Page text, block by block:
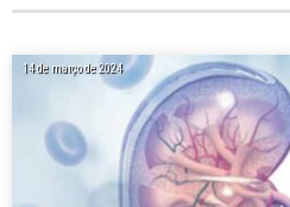
14 de março de 2024